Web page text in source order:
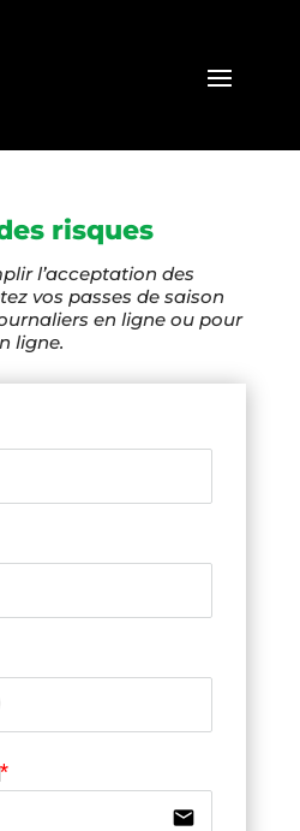
risques
l’acceptation des
vos passes de saison
en ligne ou pour
ligne.
email